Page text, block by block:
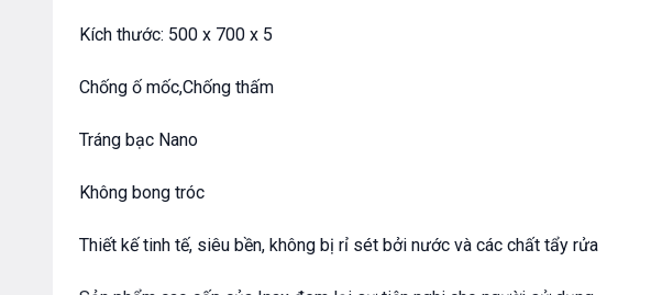
Kích thước: 500 x 700 x 5
Chống ố mốc,Chống thấm
Tráng bạc Nano
Không bong tróc
Thiết kế tinh tế, siêu bền, không bị rỉ sét bởi nước và các chất tẩy rửa